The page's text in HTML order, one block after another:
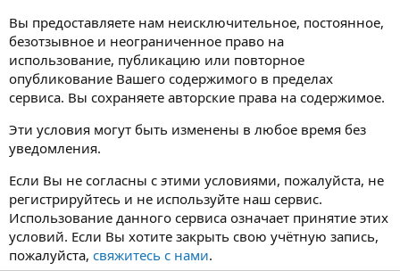
Вы предоставляете нам неисключительное, постоянное,
безотзывное и неограниченное право на
использование, публикацию или повторное
опубликование Вашего содержимого в пределах
сервиса. Вы сохраняете авторские права на содержимое.
Эти условия могут быть изменены в любое время без
уведомления.
Если Вы не согласны с этими условиями, пожалуйста, не
регистрируйтесь и не используйте наш сервис.
Использование данного сервиса означает принятие этих
условий. Если Вы хотите закрыть свою учётную запись,
пожалуйста, свяжитесь с нами.